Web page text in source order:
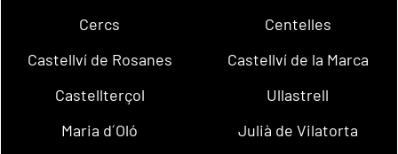
Cercs
Centelles
Castellví de Rosanes
Castellví de la Marca
Castellterçol
Ullastrell
Maria d´Oló
Julià de Vilatorta